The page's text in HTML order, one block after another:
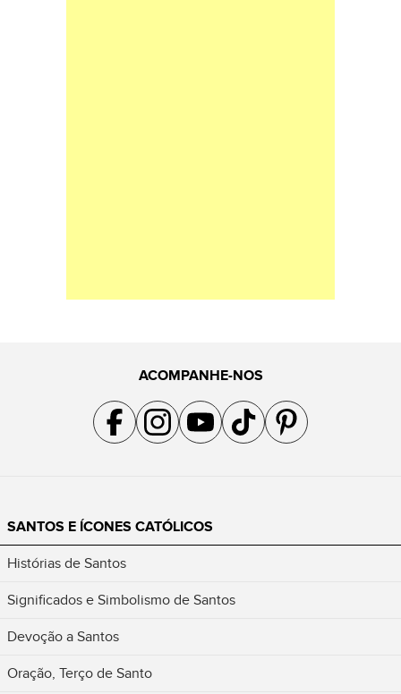
ACOMPANHE-NOS
Acompanhe a gente no Facebook
Acompanhe a gente no Instagram
Acompanhe a gente no YouTube
Acompanhe a gente no TikTok
Acompanhe a gente no
SANTOS E ÍCONES CATÓLICOS
Histórias de Santos
Significados e Simbolismo de Santos
Devoção a Santos
Oração, Terço de Santo